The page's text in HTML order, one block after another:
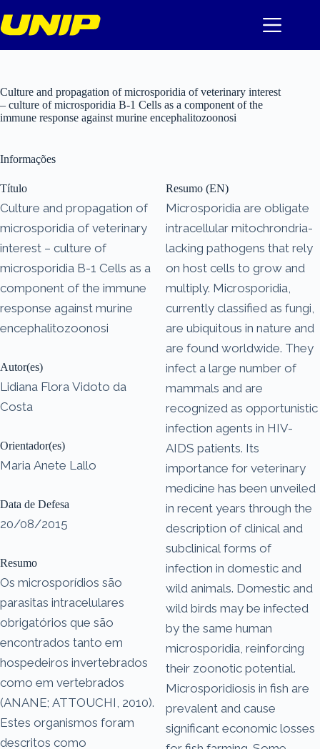
para
o
Culture and propagation of microsporidia of veterinary interest
– culture of microsporidia B-1 Cells as a component of the
immune response against murine encephalitozoonosi
Informações
Título
Culture and propagation of
microsporidia of veterinary
interest – culture of
microsporidia B-1 Cells as a
component of the immune
response against murine
encephalitozoonosi
Autor(es)
Lidiana Flora Vidoto da
Costa
Orientador(es)
Maria Anete Lallo
Data de Defesa
20/08/2015
Resumo
Os microsporídios são
parasitas intracelulares
obrigatórios que são
encontrados tanto em
hospedeiros invertebrados
como em vertebrados
(ANANE; ATTOUCHI, 2010).
Estes organismos foram
descritos como
Resumo (EN)
Microsporidia are obligate
intracellular mitochrondria-
lacking pathogens that rely
on host cells to grow and
multiply. Microsporidia,
currently classified as fungi,
are ubiquitous in nature and
are found worldwide. They
infect a large number of
mammals and are
recognized as opportunistic
infection agents in HIV-
AIDS patients. Its
importance for veterinary
medicine has been unveiled
in recent years through the
description of clinical and
subclinical forms of
infection in domestic and
wild animals. Domestic and
wild birds may be infected
by the same human
microsporidia, reinforcing
their zoonotic potential.
Microsporidiosis in fish are
prevalent and cause
significant economic losses